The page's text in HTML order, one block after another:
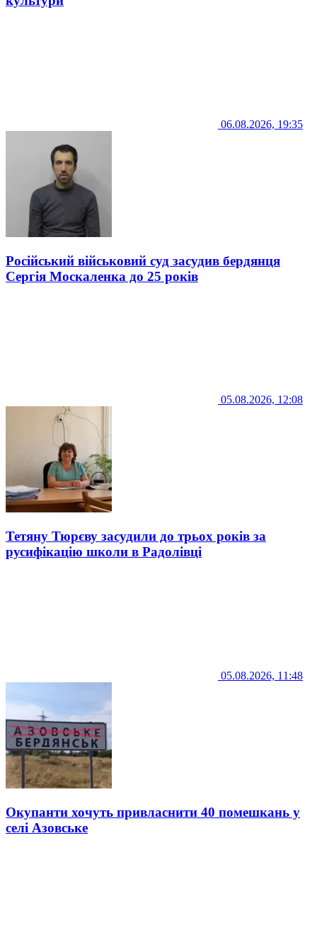
06.08.2026, 19:35
Російський військовий суд засудив бердянця
Сергія Москаленка до 25 років
05.08.2026, 12:08
Тетяну Тюрєву засудили до трьох років за
русифікацію школи в Радолівці
05.08.2026, 11:48
Окупанти хочуть привласнити 40 помешкань у
селі Азовське